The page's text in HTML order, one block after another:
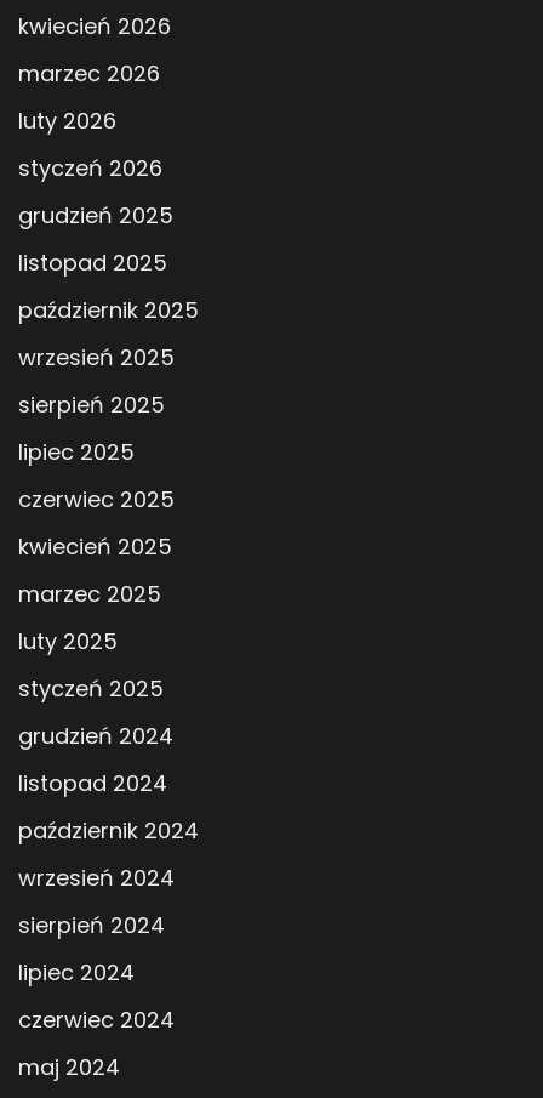
kwiecień 2026
marzec 2026
luty 2026
styczeń 2026
grudzień 2025
listopad 2025
październik 2025
wrzesień 2025
sierpień 2025
lipiec 2025
czerwiec 2025
kwiecień 2025
marzec 2025
luty 2025
styczeń 2025
grudzień 2024
listopad 2024
październik 2024
wrzesień 2024
sierpień 2024
lipiec 2024
czerwiec 2024
maj 2024